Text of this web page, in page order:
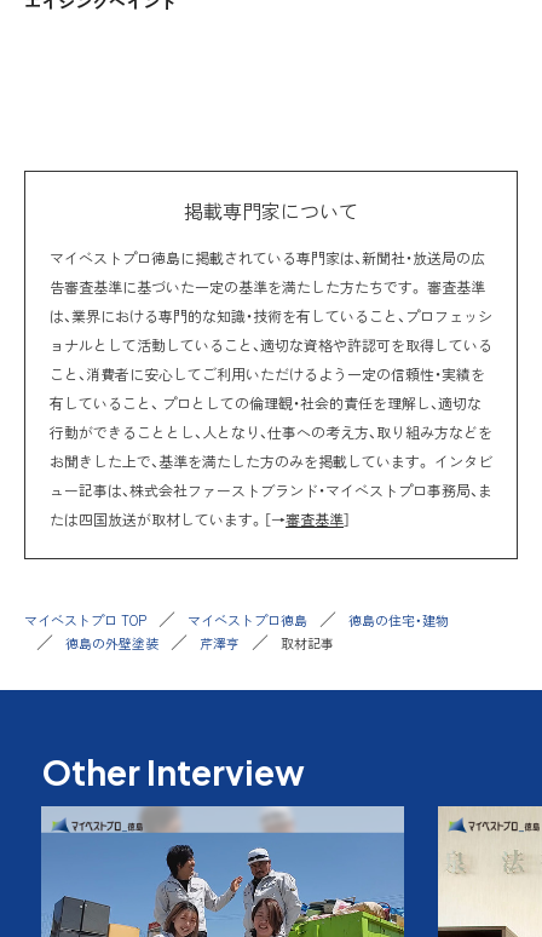
掲載専門家について
マイベストプロ徳島に掲載されている専門家は、新聞社・放送局の広
告審査基準に基づいた一定の基準を満たした方たちです。 審査基準
は、業界における専門的な知識・技術を有していること、プロフェッシ
ョナルとして活動していること、適切な資格や許認可を取得している
こと、消費者に安心してご利用いただけるよう一定の信頼性・実績を
有していること、 プロとしての倫理観・社会的責任を理解し、適切な
行動ができることとし、人となり、仕事への考え方、取り組み方などを
お聞きした上で、基準を満たした方のみを掲載しています。 インタビ
ュー記事は、株式会社ファーストブランド・マイベストプロ事務局、ま
たは四国放送が取材しています。［→審査基準］
マイベストプロ TOP マイベストプロ徳島
徳島の住宅・建物
徳島の外壁塗装
芹澤亨 取材記事
Other Interview